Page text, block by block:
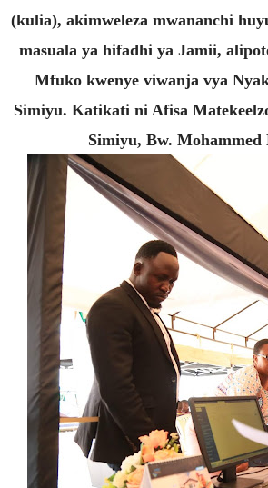
(kulia), akimweleza mwananchi
masuala ya hifadhi ya Jamii,
Mfuko kwenye viwanja vya
Simiyu. Katikati ni Afisa
Simiyu, Bw. Mohammed